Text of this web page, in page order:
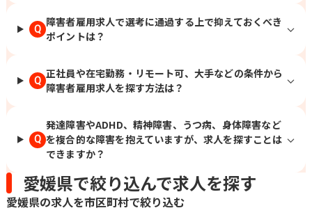
Q
障害者雇用求人で選考に通過する上で抑えておくべき
ポイントは？
Q
正社員や在宅勤務・リモート可、大手などの条件から
障害者雇用求人を探す方法は？
Q
発達障害やADHD、精神障害、うつ病、身体障害など
を複合的な障害を抱えていますが、求人を探すことは
できますか？
愛媛県で絞り込んで求人を探す
愛媛県の求人を市区町村で絞り込む